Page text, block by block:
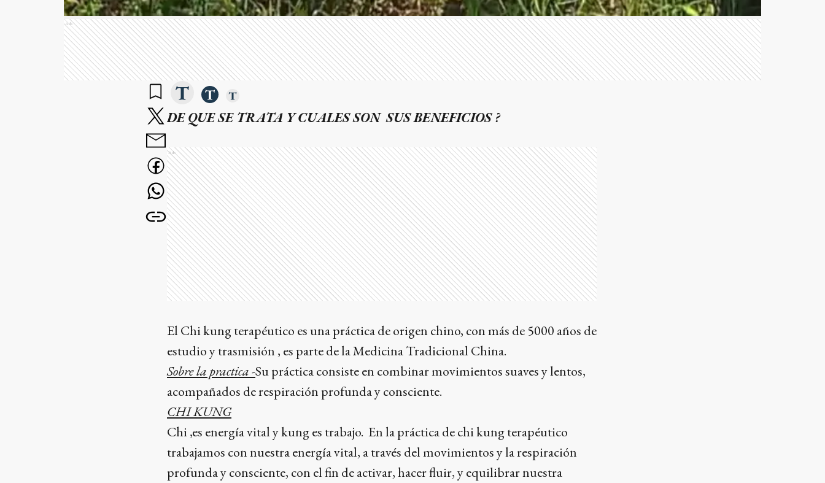
Ads
DE QUE SE TRATA Y CUALES SON SUS BENEFICIOS ?
Ads
El Chi kung terapéutico es una práctica de origen chino, con más de 5000 años de
estudio y trasmisión , es parte de la Medicina Tradicional China.
Sobre la practica -Su práctica consiste en combinar movimientos suaves y lentos,
acompañados de respiración profunda y consciente.
CHI KUNG
Chi ,es energía vital y kung es trabajo. En la práctica de chi kung terapéutico
trabajamos con nuestra energía vital, a través del movimientos y la respiración
profunda y consciente, con el fin de activar, hacer fluir, y equilibrar nuestra